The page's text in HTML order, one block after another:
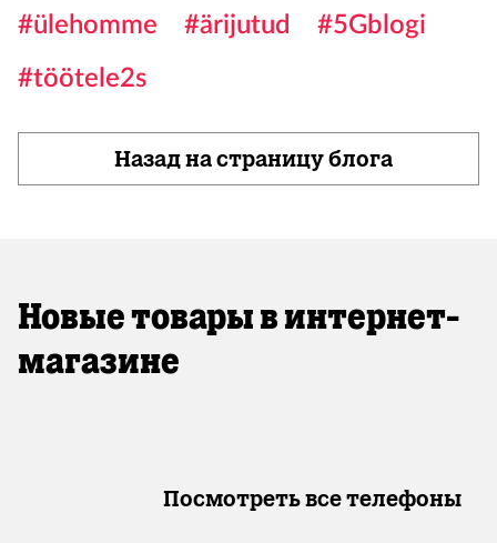
#ülehomme
#ärijutud
#5Gblogi
#töötele2s
Назад на страницу блога
Новые товары в интернет-
магазине
Посмотреть все телефоны